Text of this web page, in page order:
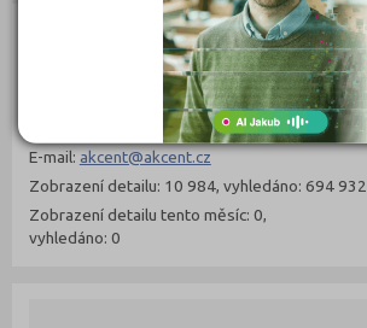
Bítovská 3, 140 00 Praha 4(Mapa)
Typ školy: Pomaturitní studium
Telefon: 261 261 638 / 675
www.akcent.cz
E-mail: akcent@akcent.cz
Zobrazení detailu: 10 984, vyhledáno: 694 932
Zobrazení detailu tento měsíc: 0,
vyhledáno: 0